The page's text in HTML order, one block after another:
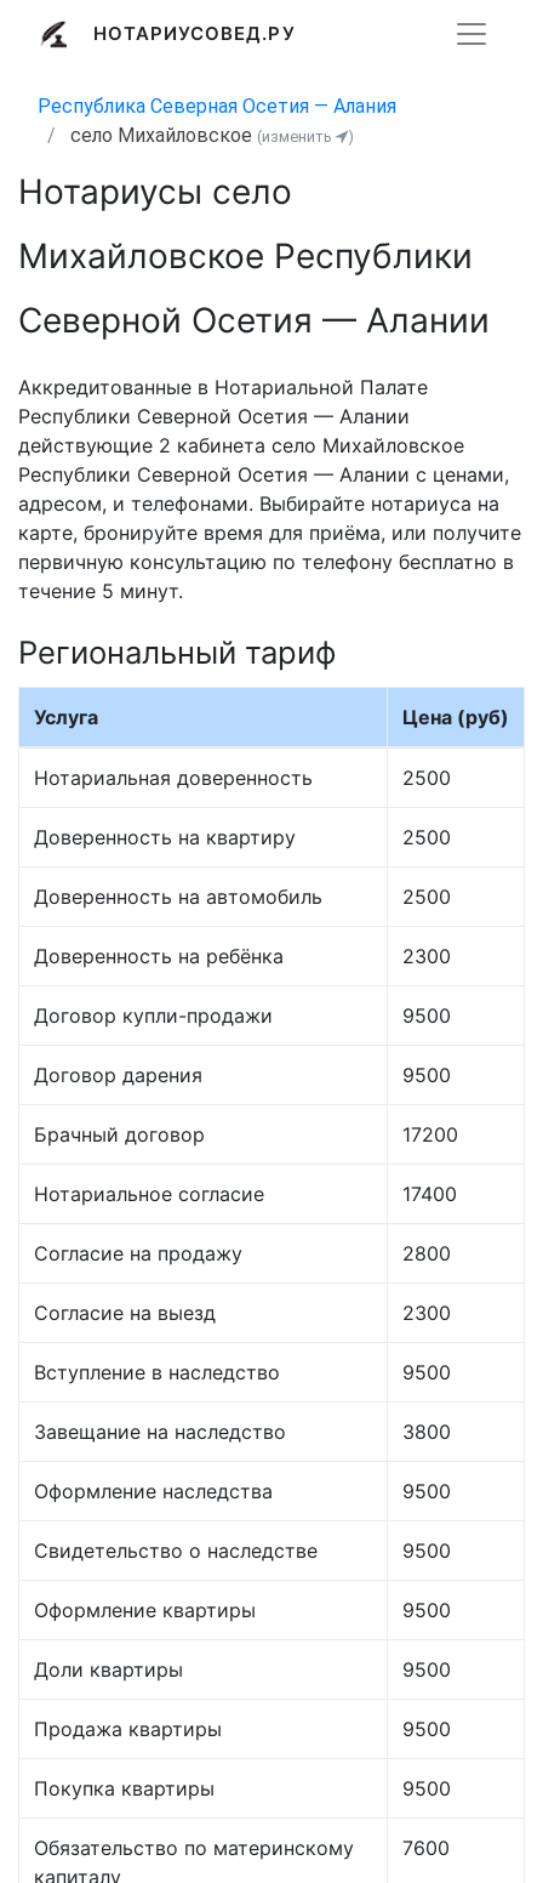
НОТАРИУСОВЕД.РУ
Республика Северная Осетия — Алания
село Михайловское (изменить )
Нотариусы село
Михайловское Республики
Северной Осетия — Алании
Аккредитованные в Нотариальной Палате
Республики Северной Осетия — Алании
действующие 2 кабинета село Михайловское
Республики Северной Осетия — Алании с ценами,
адресом, и телефонами. Выбирайте нотариуса на
карте, бронируйте время для приёма, или получите
первичную консультацию по телефону бесплатно в
течение 5 минут.
Региональный тариф
Услуга Цена (руб)
Нотариальная доверенность 2500
Доверенность на квартиру 2500
Доверенность на автомобиль 2500
Доверенность на ребёнка 2300
Договор купли-продажи 9500
Договор дарения 9500
Брачный договор 17200
Нотариальное согласие 17400
Согласие на продажу 2800
Согласие на выезд 2300
Вступление в наследство 9500
Завещание на наследство 3800
Оформление наследства 9500
Свидетельство о наследстве 9500
Оформление квартиры 9500
Доли квартиры 9500
Продажа квартиры 9500
Покупка квартиры 9500
Обязательство по материнскому
капиталу
7600